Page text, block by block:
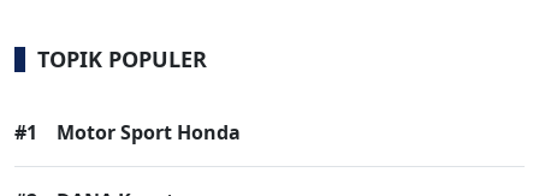
TOPIK POPULER
#1 Motor Sport Honda